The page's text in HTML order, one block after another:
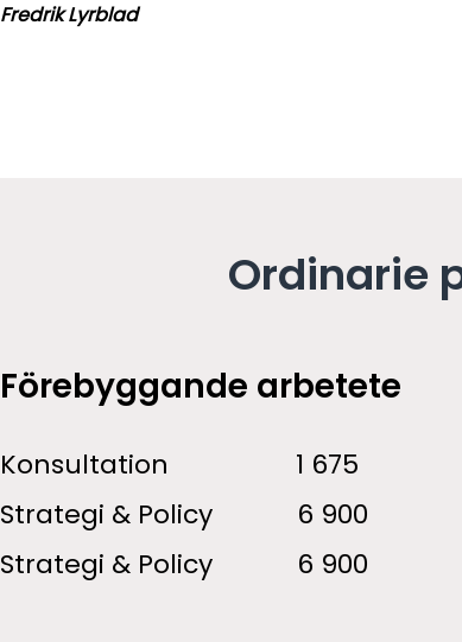
Fredrik Lyrblad
Ordinarie
Förebyggande arbetete
Konsultation​
1 675
Strategi & Policy
6 900
Strategi & Policy
6 900